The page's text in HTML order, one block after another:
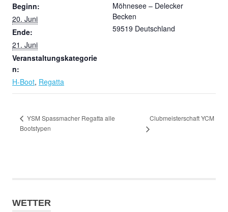
Beginn:
20. Juni
Ende:
21. Juni
Veranstaltungskategorie
n:
H-Boot, Regatta
Möhnesee – Delecker
Becken
59519 Deutschland
YSM Spassmacher Regatta alle
Bootstypen
Clubmeisterschaft YCM
WETTER